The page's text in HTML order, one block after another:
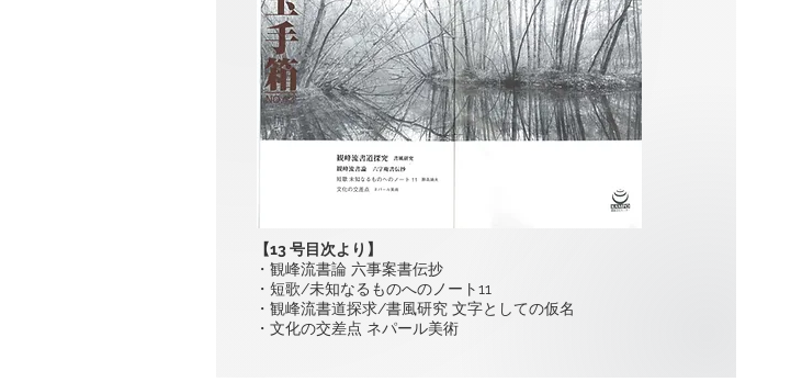
【13 号目次より】
・観峰流書論 六事案書伝抄
・短歌/未知なるものへのノート11
・観峰流書道探求/書風研究 文字としての仮名
・文化の交差点 ネパール美術